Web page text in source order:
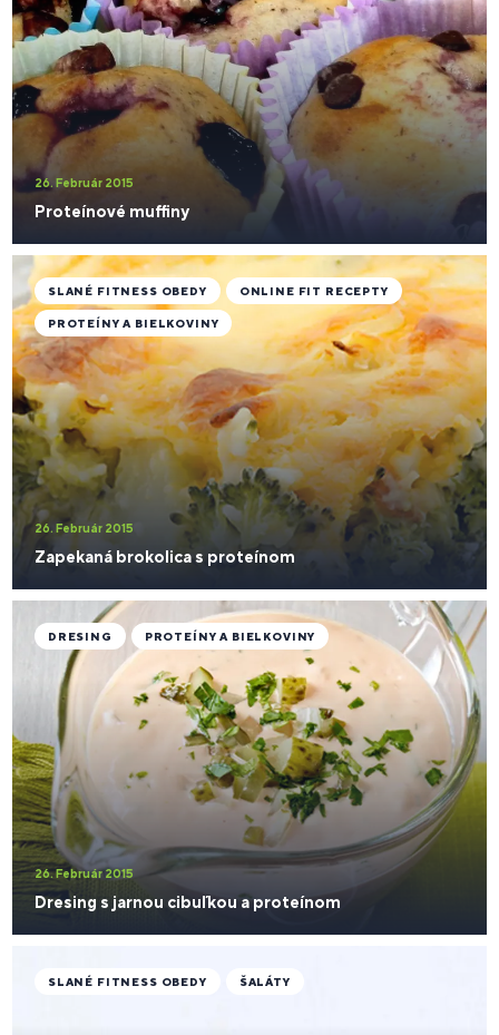
26. Február 2015
Proteínové muffiny
26. Február 2015
Zapekaná brokolica s proteínom
SLANÉ FITNESS OBEDY ONLINE FIT RECEPTY
PROTEÍNY A BIELKOVINY
26. Február 2015
Dresing s jarnou cibuľkou a proteínom
DRESING PROTEÍNY A BIELKOVINY
SLANÉ FITNESS OBEDY ŠALÁTY